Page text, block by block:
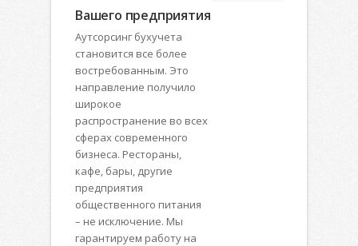
Вашего предприятия
Аутсорсинг бухучета
становится все более
востребованным. Это
направление получило
широкое
распространение во всех
сферах современного
бизнеса. Рестораны,
кафе, бары, другие
предприятия
общественного питания
– не исключение. Мы
гарантируем работу на